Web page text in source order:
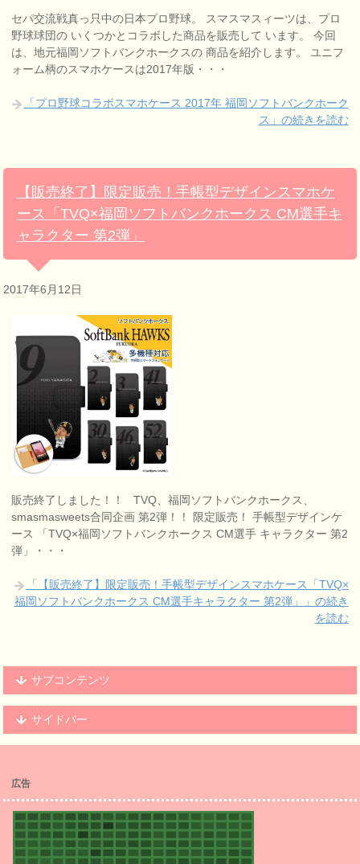
セパ交流戦真っ只中の日本プロ野球。 スマスマスィーツは、プロ
野球球団の いくつかとコラボした商品を販売して います。 今回
は、地元福岡ソフトバンクホークスの 商品を紹介します。 ユニフ
ォーム柄のスマホケースは2017年版・・・
「プロ野球コラボスマホケース 2017年 福岡ソフトバンクホーク
ス」の続きを読む
【販売終了】限定販売！手帳型デザインスマホケ
ース「TVQ×福岡ソフトバンクホークス CM選手キ
ャラクター 第2弾」
2017年6月12日
販売終了しました！！ TVQ、福岡ソフトバンクホークス、
smasmasweets合同企画 第2弾！！ 限定販売！ 手帳型デザインケ
ース 「TVQ×福岡ソフトバンクホークス CM選手 キャラクター 第2
弾」・・・
「【販売終了】限定販売！手帳型デザインスマホケース「TVQ×
福岡ソフトバンクホークス CM選手キャラクター 第2弾」」の続き
を読む
サブコンテンツ
サイドバー
広告